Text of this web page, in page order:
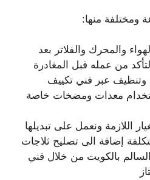
ومختلفة منها:
والمحرك والفلاتر بعد
من عمله قبل المغادرة
عبر فني تكييف
معدات ومضخات خاصة
اللازمة ونعمل على تبديلها
إضافة الى تصليح ثلاجات
بالكويت من خلال فني